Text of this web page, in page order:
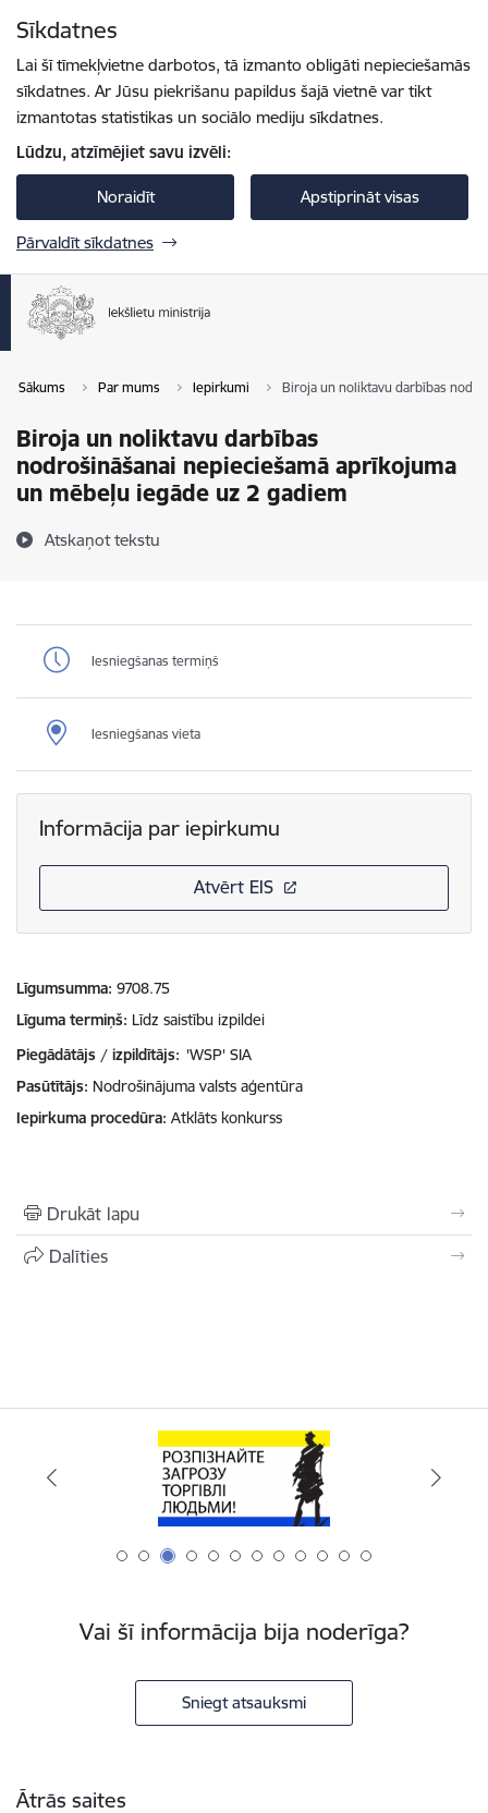
Sīkdatnes
Lai šī tīmekļvietne darbotos, tā izmanto obligāti nepieciešamās
sīkdatnes. Ar Jūsu piekrišanu papildus šajā vietnē var tikt
izmantotas statistikas un sociālo mediju sīkdatnes.
Lūdzu, atzīmējiet savu izvēli:
Noraidīt Apstiprināt visas
Pārvaldīt sīkdatnes
Sākums Par mums Iepirkumi Biroja un noliktavu darbības
Biroja un noliktavu darbības
nodrošināšanai nepieciešamā aprīkojuma
un mēbeļu iegāde uz 2 gadiem
Atskaņot tekstu
Iesniegšanas termiņš
Iesniegšanas vieta
Informācija par iepirkumu
Atvērt EIS
Līgumsumma 9708.75
Līguma termiņš Līdz saistību izpildei
Piegādātājs / izpildītājs: 'WSP' SIA
Pasūtītājs Nodrošinājuma valsts aģentūra
Iepirkuma procedūra Atklāts konkurss
Drukāt lapu
Dalīties
Vai šī informācija bija noderīga?
Sniegt atsauksmi
Ātrās saites